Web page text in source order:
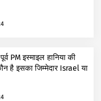
PM इस्माइल हानिया की
है इसका जिम्मेदार Israel या